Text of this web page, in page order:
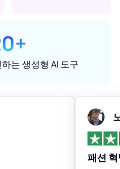
는 생성형 AI 도구
패션